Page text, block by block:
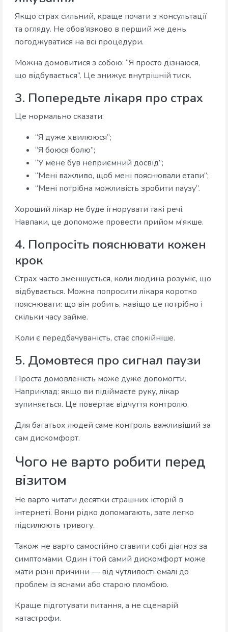
Якщо страх сильний, краще почати з консультації
та огляду. Не обов’язково в перший же день
погоджуватися на всі процедури.
Можна домовитися з собою: “Я просто дізнаюся,
що відбувається”. Це знижує внутрішній тиск.
3. Попередьте лікаря про страх
Це нормально сказати:
“Я дуже хвилююся”;
“Я боюся болю”;
“У мене був неприємний досвід”;
“Мені важливо, щоб мені пояснювали етапи”;
“Мені потрібна можливість зробити паузу”.
Хороший лікар не буде ігнорувати такі речі.
Навпаки, це допоможе провести прийом м’якше.
4. Попросіть пояснювати кожен
крок
Страх часто зменшується, коли людина розуміє, що
відбувається. Можна попросити лікаря коротко
пояснювати: що він робить, навіщо це потрібно і
скільки часу займе.
Коли є передбачуваність, стає спокійніше.
5. Домовтеся про сигнал паузи
Проста домовленість може дуже допомогти.
Наприклад: якщо ви підіймаєте руку, лікар
зупиняється. Це повертає відчуття контролю.
Для багатьох людей саме контроль важливіший за
сам дискомфорт.
Чого не варто робити перед
візитом
Не варто читати десятки страшних історій в
інтернеті. Вони рідко допомагають, зате легко
підсилюють тривогу.
Також не варто самостійно ставити собі діагноз за
симптомами. Один і той самий дискомфорт може
мати різні причини — від чутливості емалі до
проблем із яснами або старою пломбою.
Краще підготувати питання, а не сценарій
катастрофи.